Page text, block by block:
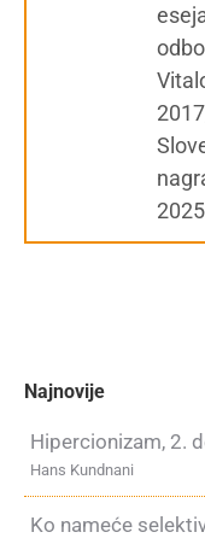
Najnovije
Hipercionizam, 2.
Hans Kundnani
Ko nameće